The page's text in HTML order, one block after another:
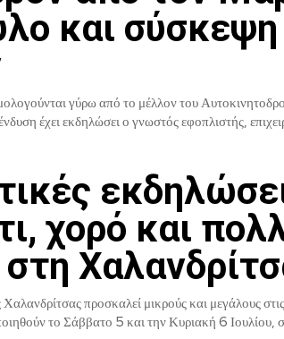
και
γύρω από το μέλλον του
έχει εκδηλώσει ο γνωστός εφοπλιστής,
χορό και
στη
προσκαλεί μικρούς και μεγάλους
το Σάββατο 5 και την Κυριακή 6 Ιουλίου,